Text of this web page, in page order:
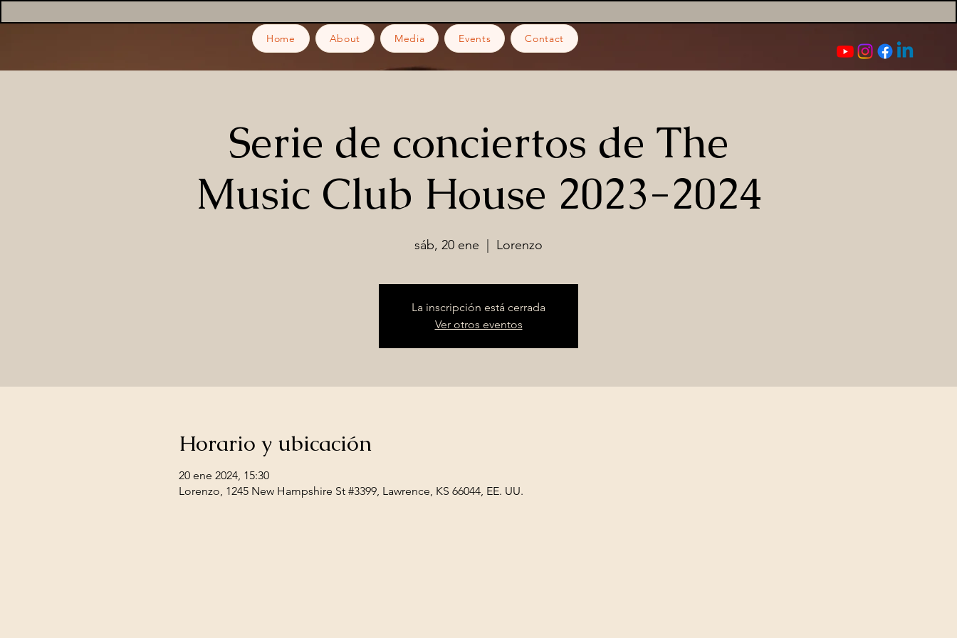
Home About Media Events Contact
Serie de conciertos de The
Music Club House 2023-2024
sáb, 20 ene Lorenzo
La inscripción está cerrada
Ver otros eventos
Horario y ubicación
20 ene 2024, 15:30
Lorenzo, 1245 New Hampshire St #3399, Lawrence, KS 66044, EE. UU.